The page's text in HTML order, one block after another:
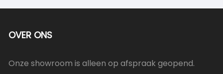
OVER ONS
Onze showroom is alleen op afspraak geopend.